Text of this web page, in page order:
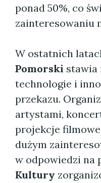
ponad 50%, co
zainteresowaniu
W ostatnich
Pomorski stawia
technologie i
przekazu.
artystami,
projekcje
dużym
w odpowiedzi na
Kultury